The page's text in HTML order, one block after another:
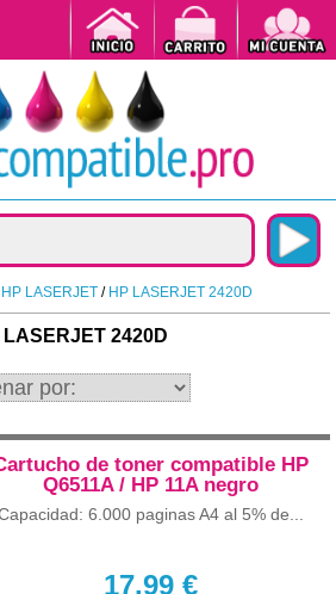
HP LASERJET / HP LASERJET 2420D
LASERJET 2420D
de toner compatible HP
Q6511A / HP 11A negro
6.000 paginas A4 al 5% de...
17.99 €